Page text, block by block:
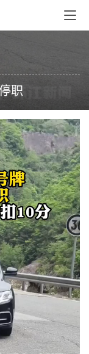
职
，引起热议。据
车服务中心司机
。县交警部门对
用车服务中心对
0